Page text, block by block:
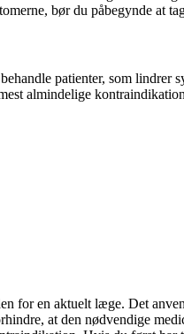
bør du påbegynde at
patienter, som
almindelige
for en aktuelt læge. Det
at den nødvendige